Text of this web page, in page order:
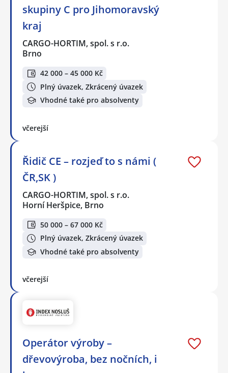
skupiny C pro Jihomoravský
kraj
CARGO-HORTIM, spol. s r.o.
Brno
42 000 – 45 000 Kč
Plný úvazek, Zkrácený úvazek
Vhodné také pro absolventy
včerejší
Řidič CE – rozjeď to s námi (
ČR,SK )
CARGO-HORTIM, spol. s r.o.
Horní Heršpice, Brno
50 000 – 67 000 Kč
Plný úvazek, Zkrácený úvazek
Vhodné také pro absolventy
včerejší
Operátor výroby –
dřevovýroba, bez nočních, i